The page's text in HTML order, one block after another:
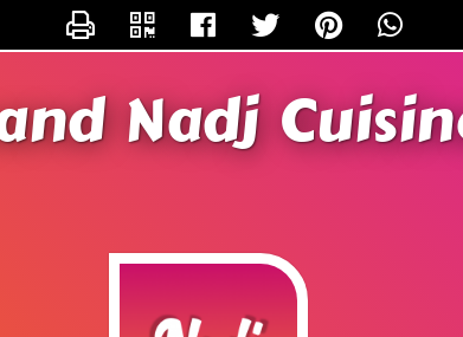
Nadj
CONTACTER NADJ